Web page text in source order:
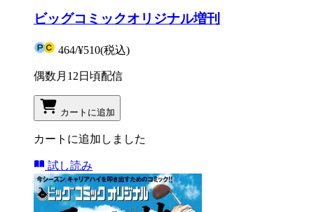
ビッグコミックオリジナル増刊
464/¥510(税込)
偶数月12日頃配信
カートに追加
カートに追加しました
試し読み